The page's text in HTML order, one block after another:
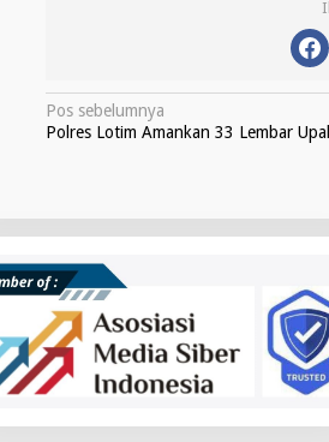
N
a
i
a
s
i
p
o
Pos sebelumnya
Polres Lotim Amankan 33 Lembar Upal